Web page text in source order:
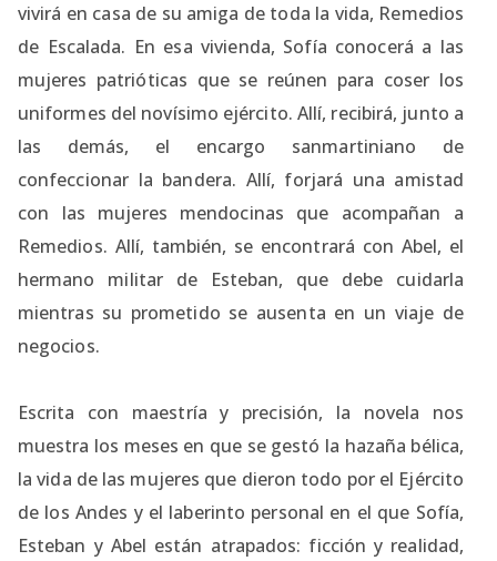
vivirá en casa de su amiga de toda la vida, Remedios
de Escalada. En esa vivienda, Sofía conocerá a las
mujeres patrióticas que se reúnen para coser los
uniformes del novísimo ejército. Allí, recibirá, junto a
las demás, el encargo sanmartiniano de
confeccionar la bandera. Allí, forjará una amistad
con las mujeres mendocinas que acompañan a
Remedios. Allí, también, se encontrará con Abel, el
hermano militar de Esteban, que debe cuidarla
mientras su prometido se ausenta en un viaje de
negocios.
Escrita con maestría y precisión, la novela nos
muestra los meses en que se gestó la hazaña bélica,
la vida de las mujeres que dieron todo por el Ejército
de los Andes y el laberinto personal en el que Sofía,
Esteban y Abel están atrapados: ficción y realidad,